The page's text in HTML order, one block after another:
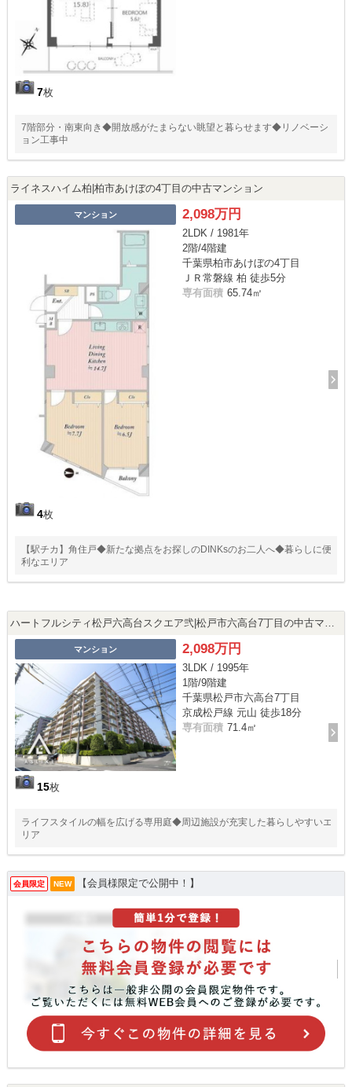
7枚
7階部分・南東向き◆開放感がたまらない眺望と暮らせます◆リノベーシ
ョン工事中
ライネスハイム柏|柏市あけぼの4丁目の中古マンション
マンション
4枚
2,098万円
2LDK / 1981年
2階/4階建
千葉県柏市あけぼの4丁目
ＪＲ常磐線 柏 徒歩5分
専有面積 65.74㎡
【駅チカ】角住戸◆新たな拠点をお探しのDINKsのお二人へ◆暮らしに便
利なエリア
マンション
15枚
2,098万円
3LDK / 1995年
1階/9階建
千葉県松戸市六高台7丁目
京成松戸線 元山 徒歩18分
専有面積 71.4㎡
ライフスタイルの幅を広げる専用庭◆周辺施設が充実した暮らしやすいエ
リア
会員限定 NEW 【会員様限定で公開中！】